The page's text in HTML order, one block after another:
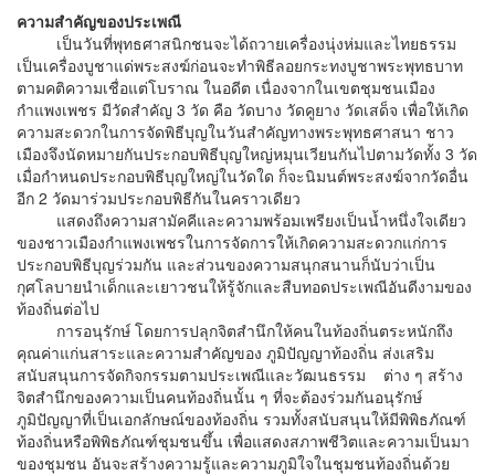
ความสำคัญของประเพณี
เป็นวันที่พุทธศาสนิกชนจะได้ถวายเครื่องนุ่งห่มและไทยธรรม
เป็นเครื่องบูชาแด่พระสงฆ์ก่อนจะทำพิธีลอยกระทงบูชาพระพุทธบาท
ตามคติความเชื่อแต่โบราณ ในอดีต เนื่องจากในเขตชุมชนเมือง
กำแพงเพชร มีวัดสำคัญ 3 วัด คือ วัดบาง วัดคูยาง วัดเสด็จ เพื่อให้เกิด
ความสะดวกในการจัดพิธีบุญในวันสำคัญทางพระพุทธศาสนา ชาว
เมืองจึงนัดหมายกันประกอบพิธีบุญใหญ่หมุนเวียนกันไปตามวัดทั้ง 3 วัด
เมื่อกำหนดประกอบพิธีบุญใหญ่ในวัดใด ก็จะนิมนต์พระสงฆ์จากวัดอื่น
อีก 2 วัดมาร่วมประกอบพิธีกันในคราวเดียว
แสดงถึงความสามัคคีและความพร้อมเพรียงเป็นน้ำหนึ่งใจเดียว
ของชาวเมืองกำแพงเพชรในการจัดการให้เกิดความสะดวกแก่การ
ประกอบพิธีบุญร่วมกัน และส่วนของความสนุกสนานก็นับว่าเป็น
กุศโลบายนำเด็กและเยาวชนให้รู้จักและสืบทอดประเพณีอันดีงามของ
ท้องถิ่นต่อไป
การอนุรักษ์ โดยการปลุกจิตสำนึกให้คนในท้องถิ่นตระหนักถึง
คุณค่าแก่นสาระและความสำคัญของ ภูมิปัญญาท้องถิ่น ส่งเสริม
สนับสนุนการจัดกิจกรรมตามประเพณีและวัฒนธรรม ต่าง ๆ สร้าง
จิตสำนึกของความเป็นคนท้องถิ่นนั้น ๆ ที่จะต้องร่วมกันอนุรักษ์
ภูมิปัญญาที่เป็นเอกลักษณ์ของท้องถิ่น รวมทั้งสนับสนุนให้มีพิพิธภัณฑ์
ท้องถิ่นหรือพิพิธภัณฑ์ชุมชนขึ้น เพื่อแสดงสภาพชีวิตและความเป็นมา
ของชุมชน อันจะสร้างความรู้และความภูมิใจในชุมชนท้องถิ่นด้วย